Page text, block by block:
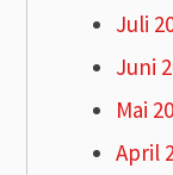
Juli
Juni
Mai
April